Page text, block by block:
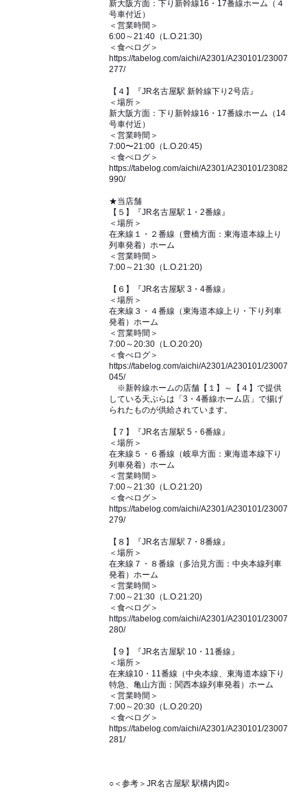
新大阪方面：下り新幹線16・17番線ホーム（４
号車付近）
＜営業時間＞
6:00～21:40（L.O.21:30)
＜食べログ＞
https://tabelog.com/aichi/A2301/A230101/23007
277/
【４】『JR名古屋駅 新幹線下り2号店』
＜場所＞
新大阪方面：下り新幹線16・17番線ホーム（14
号車付近）
＜営業時間＞
7:00〜21:00（L.O.20:45)
＜食べログ＞
https://tabelog.com/aichi/A2301/A230101/23082
990/
★当店舗
【５】『JR名古屋駅 1・2番線』
＜場所＞
在来線１・２番線（豊橋方面：東海道本線上り
列車発着）ホーム
＜営業時間＞
7:00～21:30（L.O.21:20)
【６】『JR名古屋駅 3・4番線』
＜場所＞
在来線３・４番線（東海道本線上り・下り列車
発着）ホーム
＜営業時間＞
7:00～20:30（L.O.20:20)
＜食べログ＞
https://tabelog.com/aichi/A2301/A230101/23007
045/
※新幹線ホームの店舗【１】～【４】で提供
している天ぷらは「3・4番線ホーム店」で揚げ
られたものが供給されています。
【７】『JR名古屋駅 5・6番線』
＜場所＞
在来線５・６番線（岐阜方面：東海道本線下り
列車発着）ホーム
＜営業時間＞
7:00～21:30（L.O.21:20)
＜食べログ＞
https://tabelog.com/aichi/A2301/A230101/23007
279/
【８】『JR名古屋駅 7・8番線』
＜場所＞
在来線７・８番線（多治見方面：中央本線列車
発着）ホーム
＜営業時間＞
7:00～21:30（L.O.21:20)
＜食べログ＞
https://tabelog.com/aichi/A2301/A230101/23007
280/
【９】『JR名古屋駅 10・11番線』
＜場所＞
在来線10・11番線（中央本線、東海道本線下り
特急、亀山方面：関西本線列車発着）ホーム
＜営業時間＞
7:00～20:30（L.O.20:20)
＜食べログ＞
https://tabelog.com/aichi/A2301/A230101/23007
281/
○＜参考＞JR名古屋駅 駅構内図○